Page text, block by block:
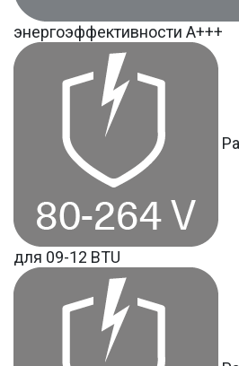
энергоэффективности А+++
для 09-12 BTU